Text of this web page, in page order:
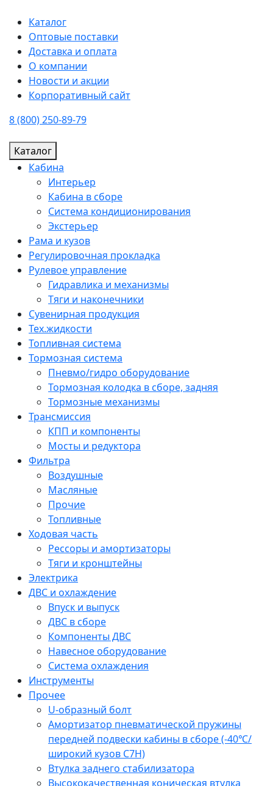
Каталог
Оптовые поставки
Доставка и оплата
О компании
Новости и акции
Корпоративный сайт
8 (800) 250-89-79
Каталог
Кабина
Интерьер
Кабина в сборе
Система кондиционирования
Экстерьер
Рама и кузов
Регулировочная прокладка
Рулевое управление
Гидравлика и механизмы
Тяги и наконечники
Сувенирная продукция
Тех.жидкости
Топливная система
Тормозная система
Пневмо/гидро оборудование
Тормозная колодка в сборе, задняя
Тормозные механизмы
Трансмиссия
КПП и компоненты
Мосты и редуктора
Фильтра
Воздушные
Масляные
Прочие
Топливные
Ходовая часть
Рессоры и амортизаторы
Тяги и кронштейны
Электрика
ДВС и охлаждение
Впуск и выпуск
ДВС в сборе
Компоненты ДВС
Навесное оборудование
Система охлаждения
Инструменты
Прочее
U-образный болт
Амортизатор пневматической пружины
передней подвески кабины в сборе (-40℃/
широкий кузов C7H)
Втулка заднего стабилизатора
Высококачественная коническая втулка